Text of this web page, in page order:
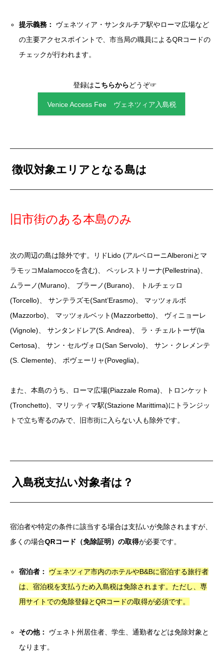
提示義務：
ヴェネツィア・サンタルチア駅やローマ広場など
の主要アクセスポイントで、市当局の職員によるQRコードの
チェックが行われます。
登録はこちらからどうぞ☞
Venice Access Fee ヴェネツィア入島税
徴収対象エリアとなる島は
旧市街のある本島のみ
次の周辺の島は除外です。リドLido (アルベローニAlberoniとマ
ラモッコMalamoccoを含む)、 ペッレストリーナ(Pellestrina)、
ムラーノ(Murano)、 ブラーノ(Burano)、 トルチェッロ
(Torcello)、 サンテラズモ(Sant’Erasmo)、 マッツォルボ
(Mazzorbo)、 マッツォルベット(Mazzorbetto)、 ヴィニョーレ
(Vignole)、 サンタンドレア(S. Andrea)、 ラ・チェルトーザ(la
Certosa)、 サン・セルヴォロ(San Servolo)、 サン・クレメンテ
(S. Clemente)、 ポヴェーリャ(Poveglia)。
また、本島のうち、ローマ広場(Piazzale Roma)、トロンケット
(Tronchetto)、 マリッティマ駅(Stazione Marittima)にトランジッ
トで立ち寄るのみで、
旧市街に入らない人も除外です。
入島税支払い対象者は？
宿泊者や特定の条件に該当する場合は支払いが免除されますが、
多くの場合QRコード（免除証明）の取得が必要です。
宿泊者：
ヴェネツィア市内のホテルやB&Bに宿泊する旅行者
は、宿泊税を支払うため入島税は免除されます。ただし、専
用サイトでの免除登録とQRコードの取得が必須です。
その他：
ヴェネト州居住者、学生、通勤者などは免除対象と
なります。